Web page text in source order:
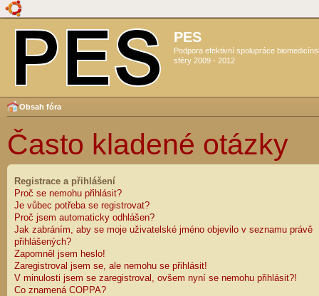
PES
Podpora efektivní spolupráce
sféry 2009 - 2012
Obsah fóra
Často kladené otázky
Registrace a přihlášení
Proč se nemohu přihlásit?
Je vůbec potřeba se registrovat?
Proč jsem automaticky odhlášen?
Jak zabráním, aby se moje uživatelské jméno objevilo v seznamu právě
přihlášených?
Zapomněl jsem heslo!
Zaregistroval jsem se, ale nemohu se přihlásit!
V minulosti jsem se zaregistroval, ovšem nyní se nemohu přihlásit?!
Co znamená COPPA?